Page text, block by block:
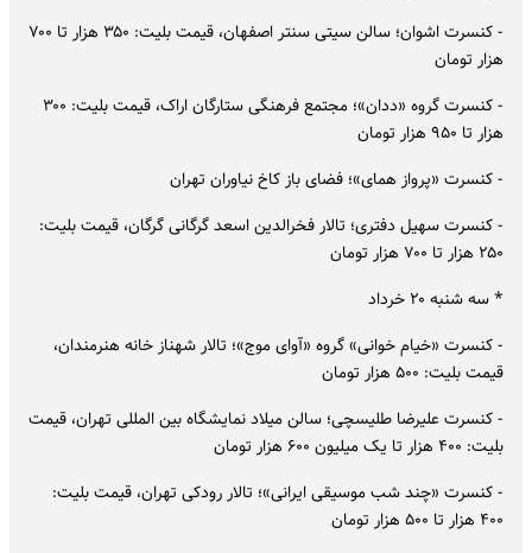
- کنسرت اشوان؛ سالن سیتی سنتر اصفهان، قیمت بلیت: ۳۵۰ هزار تا ۷۰۰
هزار تومان
- کنسرت گروه «ددان»؛ مجتمع فرهنگی ستارگان اراک، قیمت بلیت: ۳۰۰
هزار تا ۹۵۰ هزار تومان
- کنسرت «پرواز همای»؛ فضای باز کاخ نیاوران تهران
- کنسرت سهیل دفتری؛ تالار فخرالدین اسعد گرگانی گرگان، قیمت بلیت:
۲۵۰ هزار تا ۷۰۰ هزار تومان
* سه شنبه ۲۰ خرداد
- کنسرت «خیام خوانی» گروه «آوای موج»؛ تالار شهناز خانه هنرمندان،
قیمت بلیت: ۵۰۰ هزار تومان
- کنسرت علیرضا طلیسچی؛ سالن میلاد نمایشگاه بین المللی تهران، قیمت
بلیت: ۴۰۰ هزار تا یک میلیون ۶۰۰ هزار تومان
- کنسرت «چند شب موسیقی ایرانی»؛ تالار رودکی تهران، قیمت بلیت:
۴۰۰ هزار تا ۵۰۰ هزار تومان